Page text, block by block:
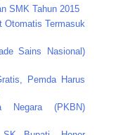
SMK Tahun 2015
Otomatis Termasuk
Sains Nasional)
Pemda Harus
Negara (PKBN)